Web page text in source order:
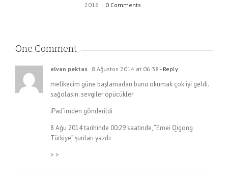
2016 | 0 Comments
One Comment
elvan pektas 8 Ağustos 2014 at 06:38 - Reply
melikecim güne başlamadan bunu okumak çok iyi geldi.
sağolasın. sevgiler öpücükler
iPad’imden gönderildi
8 Ağu 2014 tarihinde 00:29 saatinde, “Emei Qigong
Türkiye” şunları yazdı:
> >